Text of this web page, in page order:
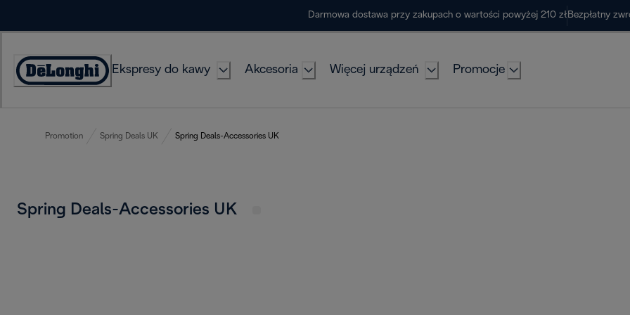
Darmowa dostawa przy zakupach o wartości powyżej 210 zł Bezpłatny
Deklaracja
Ekspresy do kawy Akcesoria Więcej urządzeń Promocje
Promotion Spring Deals UK Spring Deals-Accessories UK
Spring Deals-Accessories UK